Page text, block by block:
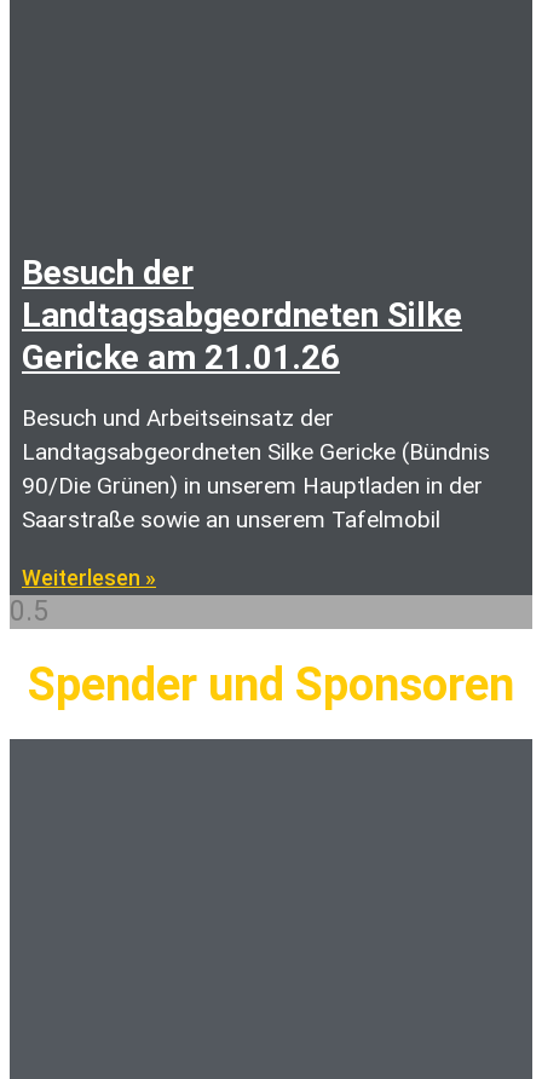
Besuch der
Landtagsabgeordneten Silke
Gericke am 21.01.26
Besuch und Arbeitseinsatz der
Landtagsabgeordneten Silke Gericke (Bündnis
90/Die Grünen) in unserem Hauptladen in der
Saarstraße sowie an unserem Tafelmobil
Weiterlesen »
Spender und Sponsoren